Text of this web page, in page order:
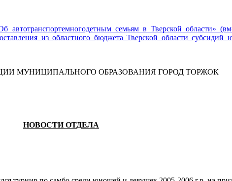
семьям в Тверской области»
из областного бюджета Тверской области
МУНИЦИПАЛЬНОГО ОБРАЗОВАНИЯ ГОРОД ТОРЖОК
НОВОСТИ ОТДЕЛА